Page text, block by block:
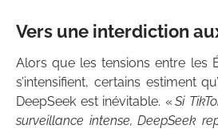
Vers une interdiction
Alors que les tensions entre les
s’intensifient, certains estiment
DeepSeek est inévitable. «Si
surveillance intense, DeepSeek